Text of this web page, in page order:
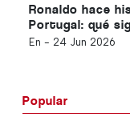
Ronaldo hace
Portugal: qué
Uzbekistán para
En - 24 Jun 2026
Popular